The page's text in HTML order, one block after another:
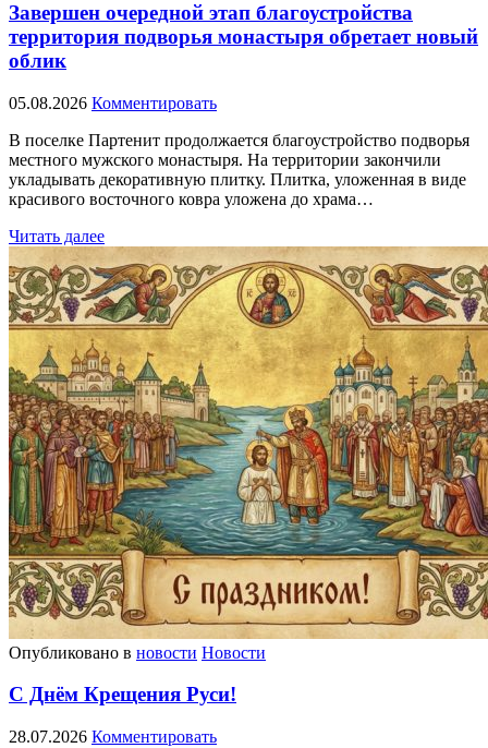
Завершен очередной этап благоустройства
территория подворья монастыря обретает новый
облик
05.08.2026 Комментировать
В поселке Партенит продолжается благоустройство подворья
местного мужского монастыря. На территории закончили
укладывать декоративную плитку. Плитка, уложенная в виде
красивого восточного ковра уложена до храма…
Читать далее
Опубликовано в новости Новости
С Днём Крещения Руси!
28.07.2026 Комментировать